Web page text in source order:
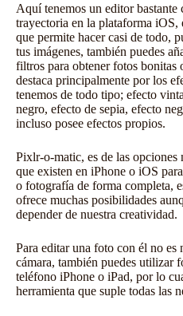
Aquí tenemos un editor bastante
trayectoria en la plataforma iOS,
que permite hacer casi de todo,
tus imágenes, también puedes
filtros para obtener fotos bonitas
destaca principalmente por los
tenemos de todo tipo; efecto
negro, efecto de sepia, efecto
incluso posee efectos propios.
Pixlr-o-matic, es de las opciones
que existen en iPhone o iOS
o fotografía de forma completa,
ofrece muchas posibilidades
depender de nuestra creatividad.
Para editar una foto con él no es
cámara, también puedes utilizar
teléfono iPhone o iPad, por lo
herramienta que suple todas las